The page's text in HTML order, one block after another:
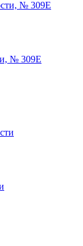
№ 309E